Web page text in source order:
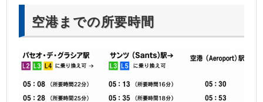
空港までの所要時間